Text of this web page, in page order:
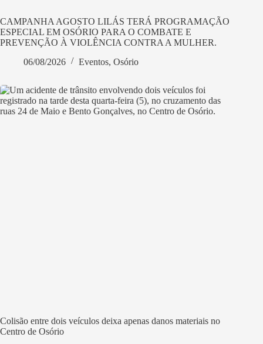
CAMPANHA AGOSTO LILÁS TERÁ PROGRAMAÇÃO
ESPECIAL EM OSÓRIO PARA O COMBATE E
PREVENÇÃO À VIOLÊNCIA CONTRA A MULHER.
06/08/2026
Eventos, Osório
Colisão entre dois veículos deixa apenas danos materiais no
Centro de Osório